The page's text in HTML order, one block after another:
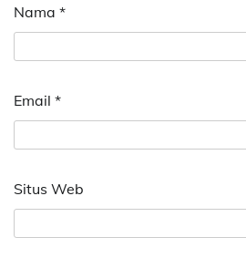
Nama *
Email *
Situs Web